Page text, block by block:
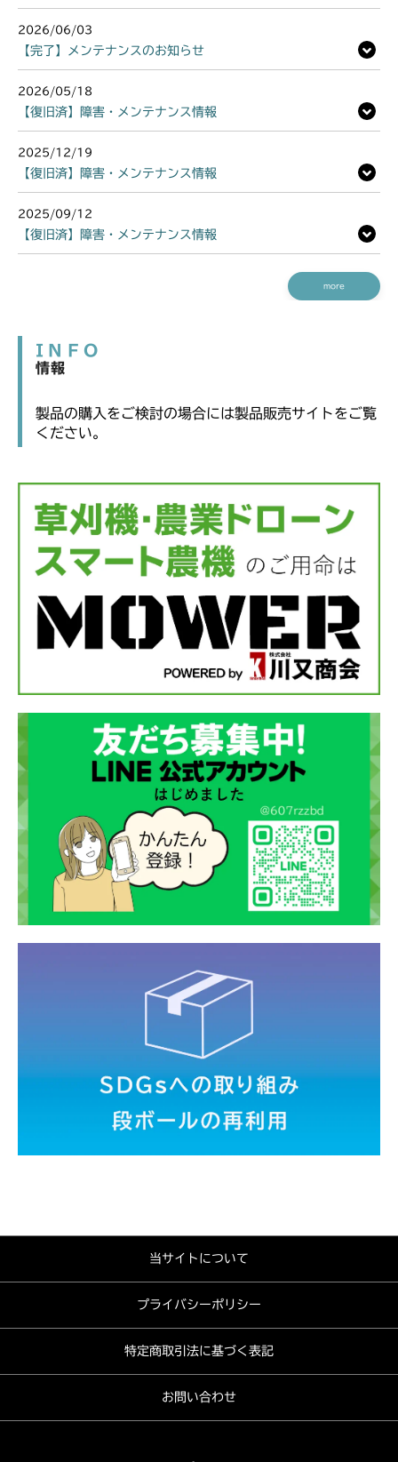
2026/06/03
【完了】メンテナンスのお知らせ
2026/05/18
【復旧済】障害・メンテナンス情報
2025/12/19
【復旧済】障害・メンテナンス情報
2025/09/12
【復旧済】障害・メンテナンス情報
more
INFO
情報
製品の購入をご検討の場合には製品販売サイトをご覧
ください。
当サイトについて
プライバシーポリシー
特定商取引法に基づく表記
お問い合わせ